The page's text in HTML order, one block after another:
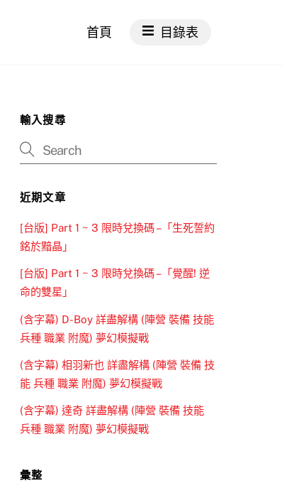
首頁 目錄表
輸入搜尋
近期文章
[台版] Part 1 ~ 3 限時兌換碼 –「生死誓約
銘於黯晶」
[台版] Part 1 ~ 3 限時兌換碼 –「覺醒! 逆
命的雙星」
(含字幕) D-Boy 詳盡解構 (陣營 裝備 技能
兵種 職業 附魔) 夢幻模擬戰
(含字幕) 相羽新也 詳盡解構 (陣營 裝備 技
能 兵種 職業 附魔) 夢幻模擬戰
(含字幕) 達奇 詳盡解構 (陣營 裝備 技能
兵種 職業 附魔) 夢幻模擬戰
彙整